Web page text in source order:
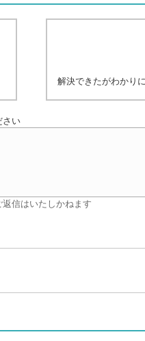
解決できたがわかり
さい
信はいたしかねます